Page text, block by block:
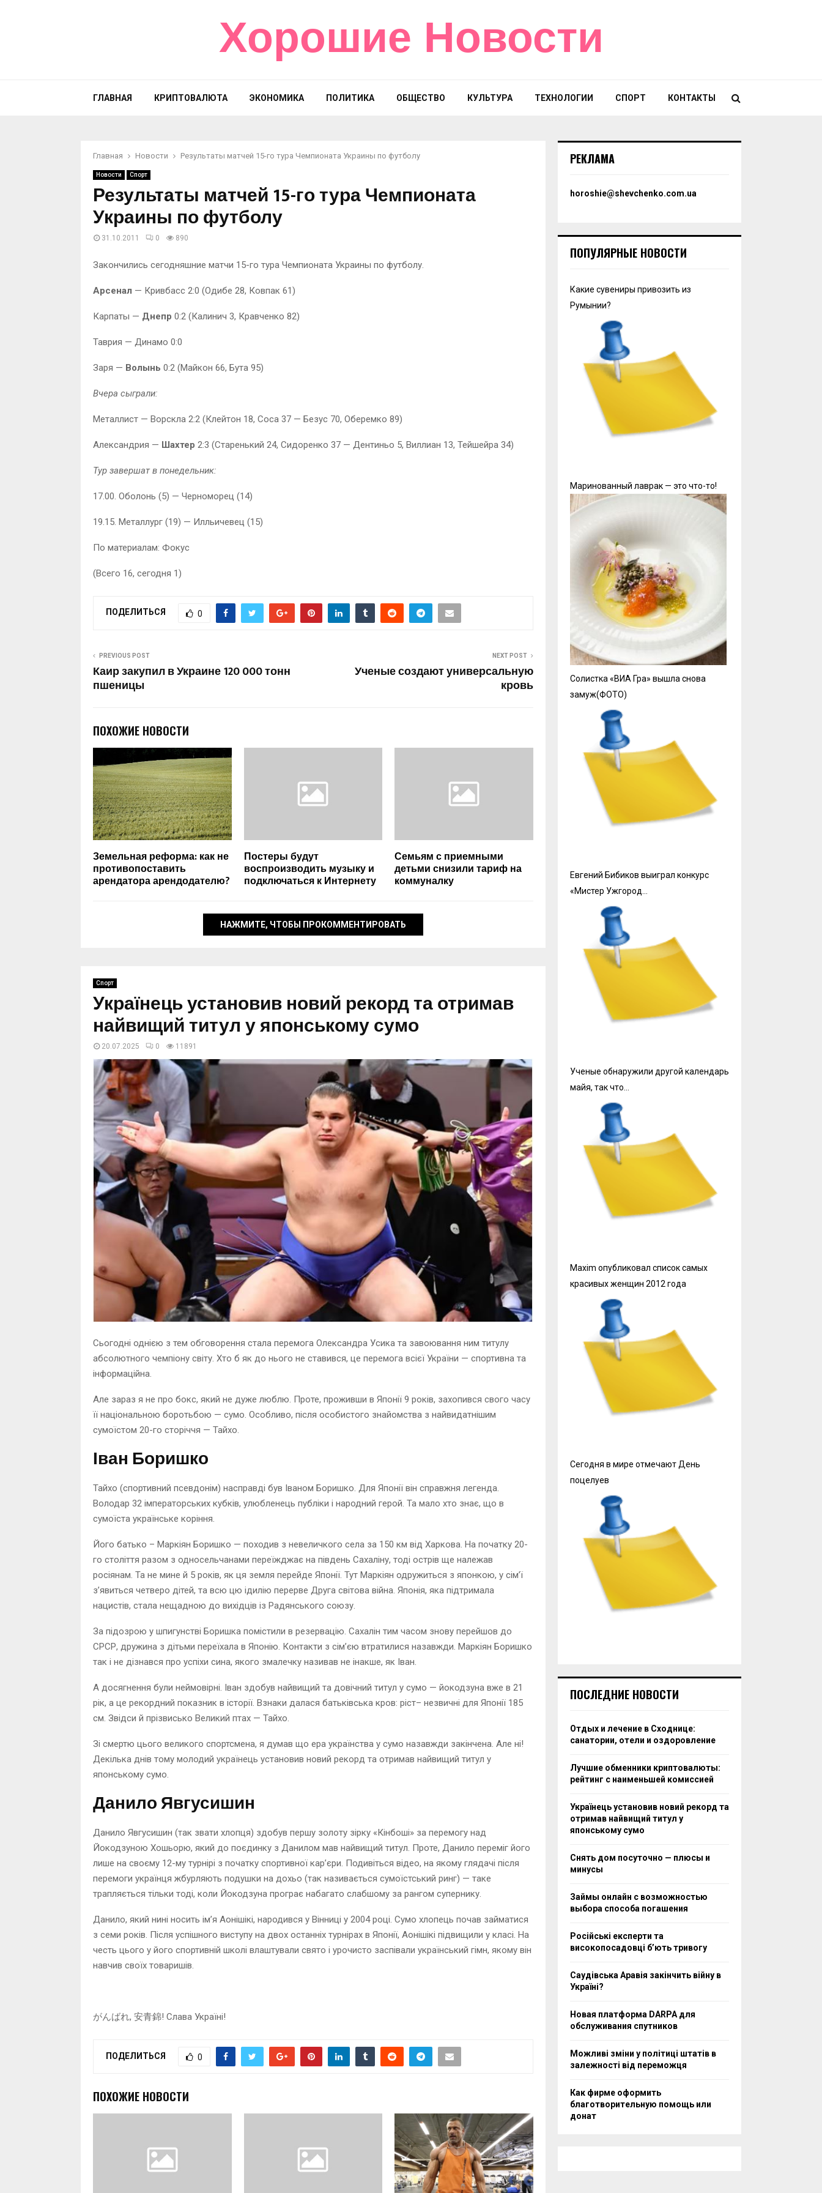
Хорошие Новости
ГЛАВНАЯ КРИПТОВАЛЮТА ЭКОНОМИКА ПОЛИТИКА ОБЩЕСТВО КУЛЬТУРА ТЕХНОЛОГИИ СПОРТ КОНТАКТЫ
Главная Новости Результаты матчей 15-го тура Чемпионата Украины по футболу
Новости Спорт
Результаты матчей 15-го тура Чемпионата
Украины по футболу
31.10.2011 0 890
Закончились сегодняшние матчи 15-го тура Чемпионата Украины по футболу.
Арсенал — Кривбасс 2:0 (Одибе 28, Ковпак 61)
Карпаты — Днепр 0:2 (Калинич 3, Кравченко 82)
Таврия — Динамо 0:0
Заря — Волынь 0:2 (Майкон 66, Бута 95)
Вчера сыграли:
Металлист — Ворскла 2:2 (Клейтон 18, Соса 37 — Безус 70, Оберемко 89)
Александрия — Шахтер 2:3 (Старенький 24, Сидоренко 37 — Дентиньо 5, Виллиан 13, Тейшейра 34)
Тур завершат в понедельник:
17.00. Оболонь (5) — Черноморец (14)
19.15. Металлург (19) — Илльичевец (15)
По материалам: Фокус
(Всего 16, сегодня 1)
ПОДЕЛИТЬСЯ 0
PREVIOUS POST
Каир закупил в Украине 120 000 тонн
пшеницы
NEXT POST
Ученые создают универсальную
кровь
ПОХОЖИЕ НОВОСТИ
Земельная реформа: как не
противопоставить
арендатора арендодателю?
Постеры будут
воспроизводить музыку и
подключаться к Интернету
Семьям с приемными
детьми снизили тариф на
коммуналку
НАЖМИТЕ, ЧТОБЫ ПРОКОММЕНТИРОВАТЬ
Спорт
Українець установив новий рекорд та отримав
найвищий титул у японському сумо
20.07.2025 0 11891
Сьогодні однією з тем обговорення стала перемога Олександра Усика та завоювання ним титулу
абсолютного чемпіону світу. Хто б як до нього не ставився, це перемога всієї України — спортивна та
інформаційна.
Але зараз я не про бокс, який не дуже люблю. Проте, проживши в Японії 9 років, захопився свого часу
її національною боротьбою — сумо. Особливо, після особистого знайомства з найвидатнішим
сумоїстом 20-го сторіччя — Тайхо.
Іван Боришко
Тайхо (спортивний псевдонім) насправді був Іваном Боришко. Для Японії він справжня легенда.
Володар 32 імператорських кубків, улюбленець публіки і народний герой. Та мало хто знає, що в
сумоїста українське коріння.
Його батько – Маркіян Боришко — походив з невеличкого села за 150 км від Харкова. На початку 20-
го століття разом з односельчанами переїжджає на південь Сахаліну, тоді острів ще належав
росіянам. Та не мине й 5 років, як ця земля перейде Японії. Тут Маркіян одружиться з японкою, у сім’ї
з’явиться четверо дітей, та всю цю ідилію перерве Друга світова війна. Японія, яка підтримала
нацистів, стала нещадною до вихідців із Радянського союзу.
За підозрою у шпигунстві Боришка помістили в резервацію. Сахалін тим часом знову перейшов до
СРСР, дружина з дітьми переїхала в Японію. Контакти з сім’єю втратилися назавжди. Маркіян Боришко
так і не дізнався про успіхи сина, якого змалечку називав не інакше, як Іван.
А досягнення були неймовірні. Іван здобув найвищий та довічний титул у сумо — йокодзуна вже в 21
рік, а це рекордний показник в історії. Взнаки далася батьківська кров: ріст– незвичні для Японії 185
см. Звідси й прізвисько Великий птах — Тайхо.
Зі смертю цього великого спортсмена, я думав що ера українства у сумо назавжди закінчена. Але ні!
Декілька днів тому молодий українець установив новий рекорд та отримав найвищий титул у
японському сумо.
Данило Явгусишин
Данило Явгусишин (так звати хлопця) здобув першу золоту зірку «Кінбоші» за перемогу над
Йокодзуною Хошьорю, який до поєдинку з Данилом мав найвищий титул. Проте, Данило переміг його
лише на своєму 12-му турнірі з початку спортивної кар’єри. Подивіться відео, на якому глядачі після
перемоги українця жбурляють подушки на дохьо (так називається сумоїстський ринг) — таке
трапляється тільки тоді, коли Йокодзуна програє набагато слабшому за рангом супернику.
Данило, який нині носить ім’я Аонішікі, народився у Вінниці у 2004 році. Сумо хлопець почав займатися
з семи років. Після успішного виступу на двох останніх турнірах в Японії, Аонішікі підвищили у класі. На
честь цього у його спортивній школі влаштували свято і урочисто заспівали український гімн, якому він
навчив своїх товаришів.
がんばれ, 安青錦! Слава Україні!
ПОДЕЛИТЬСЯ 0
ПОХОЖИЕ НОВОСТИ
РЕКЛАМА
horoshie@shevchenko.com.ua
ПОПУЛЯРНЫЕ НОВОСТИ
Какие сувениры привозить из
Румынии?
Маринованный лаврак — это что-то!
Солистка «ВИА Гра» вышла снова
замуж(ФОТО)
Евгений Бибиков выиграл конкурс
«Мистер Ужгород…
Ученые обнаружили другой календарь
майя, так что…
Maxim опубликовал список самых
красивых женщин 2012 года
Сегодня в мире отмечают День
поцелуев
ПОСЛЕДНИЕ НОВОСТИ
Отдых и лечение в Сходнице:
санатории, отели и оздоровление
Лучшие обменники криптовалюты:
рейтинг с наименьшей комиссией
Українець установив новий рекорд та
отримав найвищий титул у
японському сумо
Снять дом посуточно — плюсы и
минусы
Займы онлайн с возможностью
выбора способа погашения
Російські експерти та
високопосадовці бʼють тривогу
Саудівська Аравія закінчить війну в
Україні?
Новая платформа DARPA для
обслуживания спутников
Можливі зміни у політиці штатів в
залежності від переможця
Как фирме оформить
благотворительную помощь или
донат